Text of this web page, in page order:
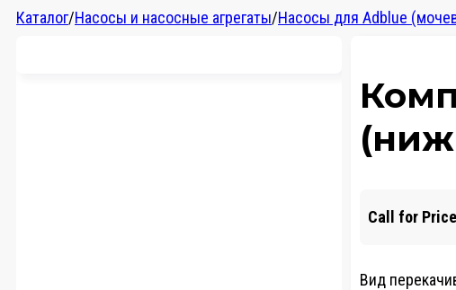
Каталог/Насосы и насосные агрегаты/Насосы для Adblue
Call for Price
Вид